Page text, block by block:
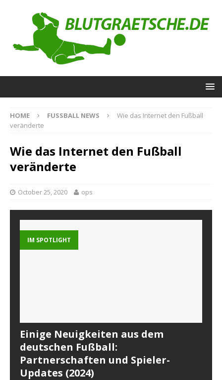
HOME FUSSBALL NEWS
Wie das Internet den Fußball
veränderte
Wie das Internet den Fußball
veränderte
October 25, 2020 ops
IM SPOTLIGHT
Einige Neuigkeiten aus dem
deutschen Fußball:
Partnerschaften und Spieler-
Updates (2024)